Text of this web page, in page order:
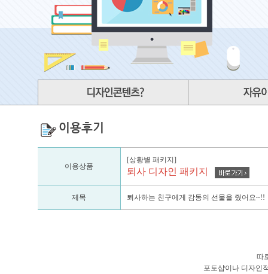
이용후기
이용상품
[상황별 패키지]
퇴사 디자인 패키지
제목 퇴사하는 친구에게 감동의 선물을 줬어요~!!
따
포토샵이나 디자인